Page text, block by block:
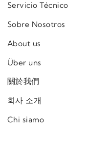
Servicio Técnico
Sobre Nosotros
About us
Über uns
關於我們
회사 소개
Chi siamo